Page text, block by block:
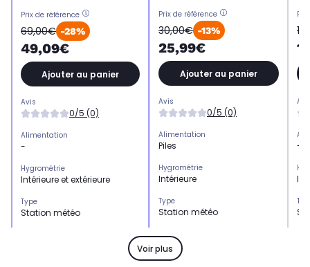
Prix de référence
69,00€ -28%
49,09€
Ajouter au panier
Avis
0/5 (0)
Alimentation
-
Hygrométrie
Intérieure et extérieure
Type
Station météo
Prix de référence
30,00€ -13%
25,99€
Ajouter au panier
Avis
0/5 (0)
Alimentation
Piles
Hygrométrie
Intérieure
Type
Station météo
Température extérieure
Oui
-
Voir plus